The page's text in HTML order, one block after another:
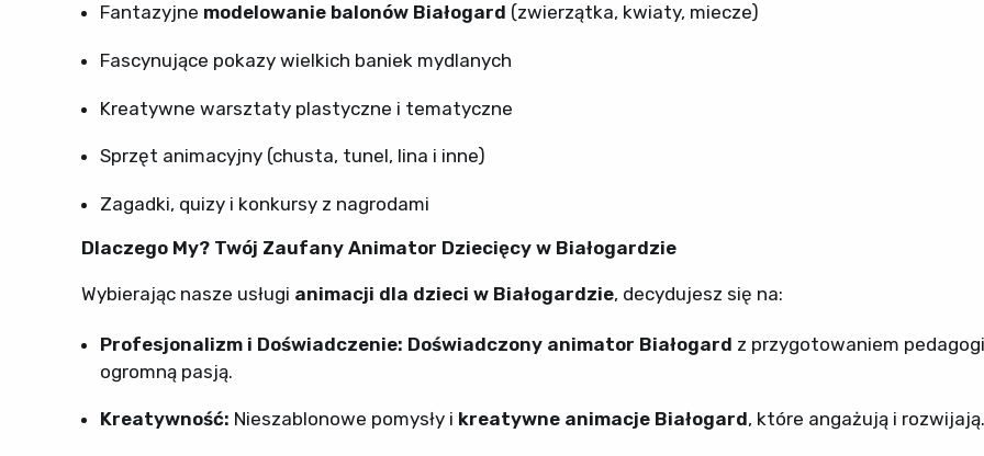
Fantazyjne modelowanie balonów Białogard (zwierzątka, kwiaty, miecze)
Fascynujące pokazy wielkich baniek mydlanych
Kreatywne warsztaty plastyczne i tematyczne
Sprzęt animacyjny (chusta, tunel, lina i inne)
Zagadki, quizy i konkursy z nagrodami
Dlaczego My? Twój Zaufany Animator Dziecięcy w Białogardzie
Wybierając nasze usługi animacji dla dzieci w Białogardzie, decydujesz się na:
Profesjonalizm i Doświadczenie: Doświadczony animator Białogard z przygotowaniem
ogromną pasją.
Kreatywność: Nieszablonowe pomysły i kreatywne animacje Białogard, które angażują i rozwijają.